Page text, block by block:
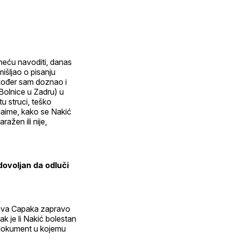
navoditi, danas
o pisanju
sam doznao i
u Zadru) u
struci, teško
kako se Nakić
ili nije,
da odluči
Capaka zapravo
je li Nakić bolestan
u kojemu